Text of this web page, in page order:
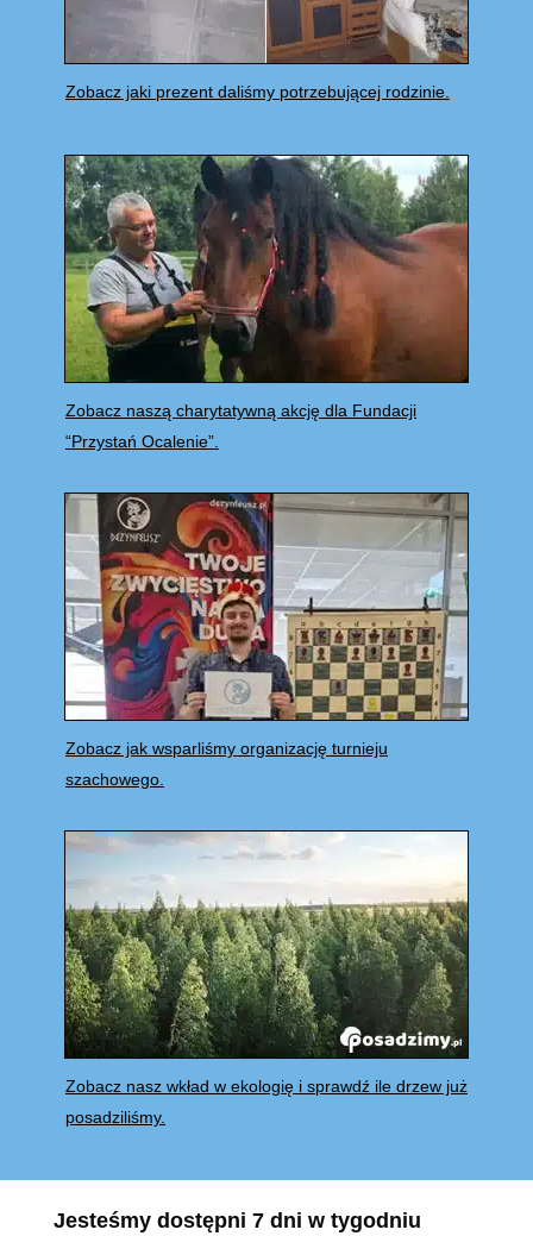
Zobacz jaki prezent daliśmy potrzebującej rodzinie.
Zobacz naszą charytatywną akcję dla Fundacji
“Przystań Ocalenie”.
Zobacz jak wsparliśmy organizację turnieju
szachowego.
Zobacz nasz wkład w ekologię i sprawdź ile drzew już
posadziliśmy.
Jesteśmy dostępni 7 dni w tygodniu